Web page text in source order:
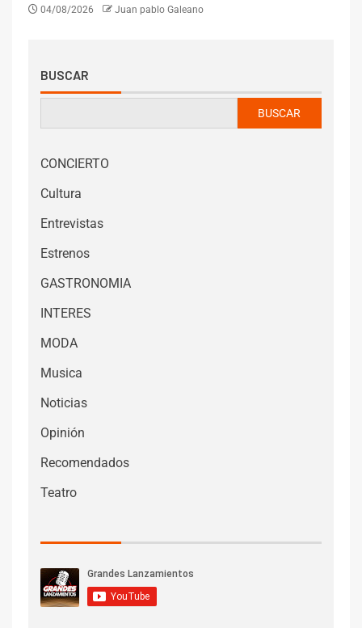
04/08/2026 Juan pablo Galeano
BUSCAR
BUSCAR
CONCIERTO
Cultura
Entrevistas
Estrenos
GASTRONOMIA
INTERES
MODA
Musica
Noticias
Opinión
Recomendados
Teatro